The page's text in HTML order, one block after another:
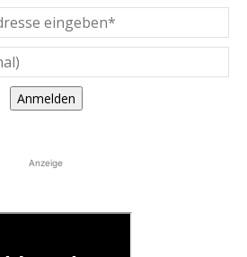
Anmelden
Anzeige